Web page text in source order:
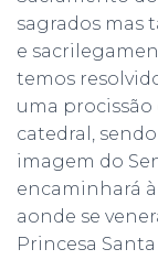
sagrados mas
e
temos
uma procissão
catedral,
imagem do
encaminhará
aonde se
Princesa